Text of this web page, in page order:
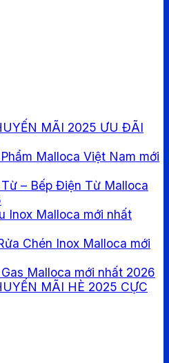
MÃI 2025 ƯU ĐÃI
Malloca Việt Nam mới
– Bếp Điện Từ Malloca
Inox Malloca mới nhất
Chén Inox Malloca mới
Malloca mới nhất 2026
MÃI HÈ 2025 CỰC